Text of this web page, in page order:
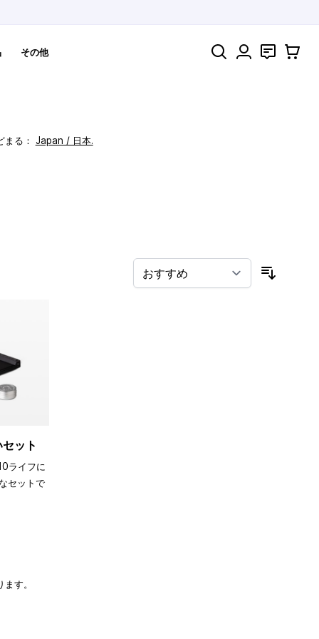
その他 検索 お問い合
カート
る： Japan / 日本.
ット
ライフに
セットで
す。